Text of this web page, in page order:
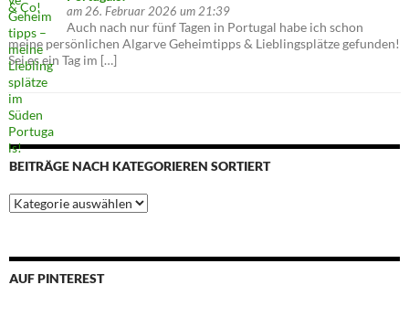
am 26. Februar 2026 um 21:39
Auch nach nur fünf Tagen in Portugal habe ich schon
meine persönlichen Algarve Geheimtipps & Lieblingsplätze gefunden!
Sei es ein Tag im […]
BEITRÄGE NACH KATEGORIEREN SORTIERT
Beiträge
nach
AUF PINTEREST